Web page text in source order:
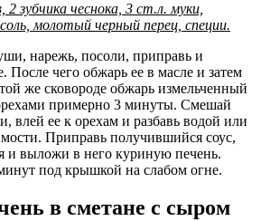
2 зубчика чеснока, 3 ст.л. муки,
молотый черный перец, специи.
нарежь, посоли, приправь и
После чего обжарь ее в масле и затем
же сковороде обжарь измельченный
примерно 3 минуты. Смешай
влей ее к орехам и разбавь водой или
Приправь получившийся соус,
и выложи в него куриную печень.
под крышкой на слабом огне.
в сметане с сыром